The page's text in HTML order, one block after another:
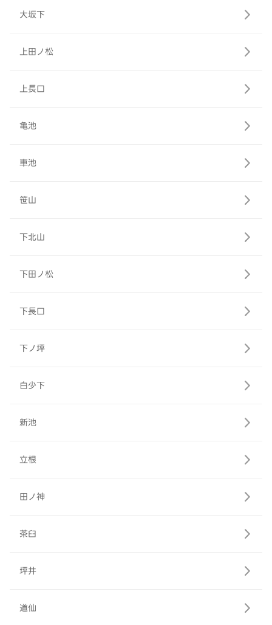
大坂下
上田ノ松
上長口
亀池
車池
笹山
下北山
下田ノ松
下長口
下ノ坪
白少下
新池
立根
田ノ神
茶臼
坪井
道仙